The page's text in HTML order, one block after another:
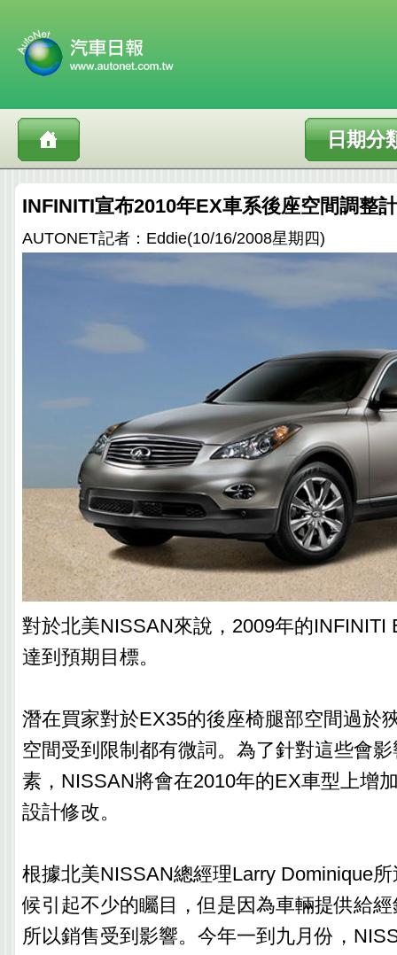
日期分
INFINITI宣布2010年EX車系後座空間調整
AUTONET記者：Eddie(10/16/2008星期四)
對於北美NISSAN來說，2009年的INFINITI
達到預期目標。
潛在買家對於EX35的後座椅腿部空間過於
空間受到限制都有微詞。為了針對這些會
素，NISSAN將會在2010年的EX車型上增
設計修改。
根據北美NISSAN總經理Larry Dominique
候引起不少的矚目，但是因為車輛提供給
所以銷售受到影響。今年一到九月份，